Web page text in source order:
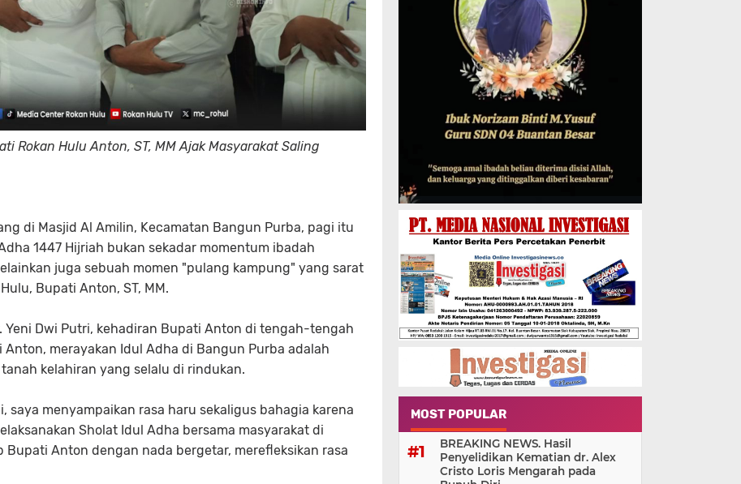
Rokan Hulu Anton, ST, MM Ajak Masyarakat Saling
di Masjid Al Amilin, Kecamatan Bangun Purba, pagi itu
1447 Hijriah bukan sekadar momentum ibadah
juga sebuah momen "pulang kampung" yang sarat
Bupati Anton, ST, MM.
Yeni Dwi Putri, kehadiran Bupati Anton di tengah-tengah
merayakan Idul Adha di Bangun Purba adalah
kelahiran yang selalu di rindukan.
saya menyampaikan rasa haru sekaligus bahagia karena
Sholat Idul Adha bersama masyarakat di
Anton dengan nada bergetar, merefleksikan rasa
MOST POPULAR
BREAKING NEWS. Hasil
Penyelidikan Kematian dr. Alex
Cristo Loris Mengarah pada